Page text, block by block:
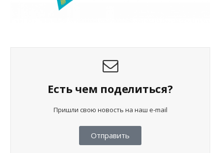
Есть чем поделиться?
Пришли свою новость на наш e-mail
Отправить